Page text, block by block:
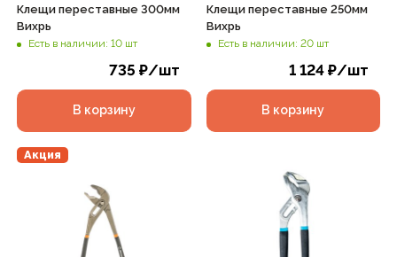
Клещи переставные 300мм
Вихрь
Есть в наличии: 10 шт
735 ₽/шт
В корзину
Клещи переставные 250мм
Вихрь
Есть в наличии: 20 шт
1 124 ₽/шт
В корзину
Акция